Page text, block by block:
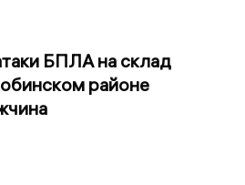
БПЛА на склад
районе